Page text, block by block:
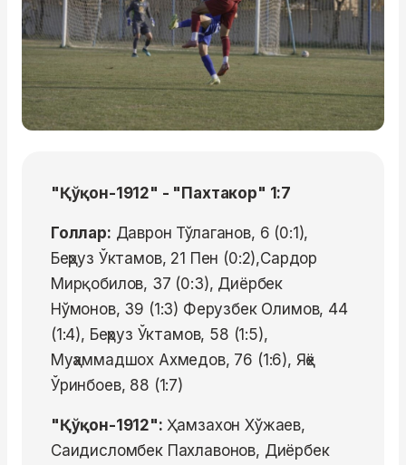
"Қўқон-1912" - "Пахтакор" 1:7
Голлар: Даврон Тўлаганов, 6 (0:1),
Беҳруз Ўктамов, 21 Пен (0:2),Сардор
Мирқобилов, 37 (0:3), Диёрбек
Нўмонов, 39 (1:3) Ферузбек Олимов, 44
(1:4), Беҳруз Ўктамов, 58 (1:5),
Муҳаммадшох Ахмедов, 76 (1:6), Яҳё
Ўринбоев, 88 (1:7)
"Қўқон-1912": Ҳамзахон Хўжаев,
Саидисломбек Пахлавонов, Диёрбек